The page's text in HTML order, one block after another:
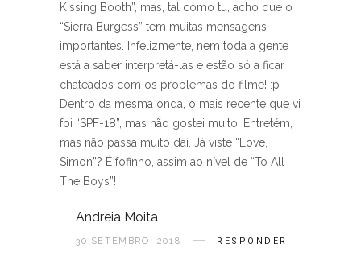
Kissing Booth”, mas, tal como tu, acho que o
“Sierra Burgess” tem muitas mensagens
importantes. Infelizmente, nem toda a gente
está a saber interpretá-las e estão só a ficar
chateados com os problemas do filme! :p
Dentro da mesma onda, o mais recente que vi
foi “SPF-18”, mas não gostei muito. Entretém,
mas não passa muito daí. Já viste “Love,
Simon”? É fofinho, assim ao nível de “To All
The Boys”!
Andreia Moita
30 SETEMBRO, 2018 RESPONDER